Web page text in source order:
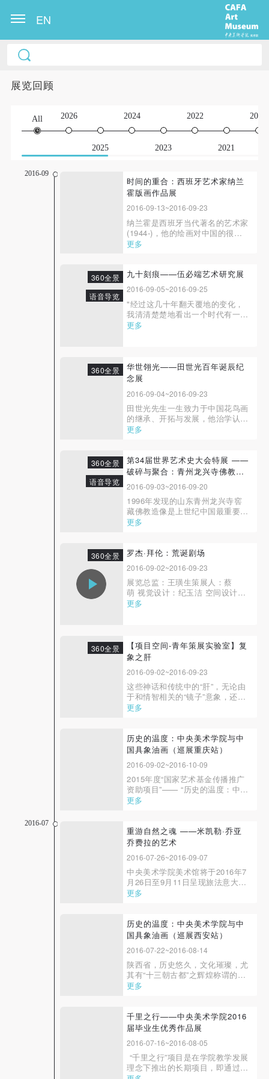
EN
展览回顾
All 2026
2025
2024
2023
2022
2021
2020
2016-09
时间的重合：西班牙艺术家纳兰
霍版画作品展
2016-09-13~2016-09-23
纳兰霍是西班牙当代著名的艺术家
(1944-)，他的绘画对中国的很多
画家都有影响，特别是他的写实画
有机组成，线条之曼妙灵动、人物
皆通，并揉各种绘画的可能性，都
是其作品的...
更多
360全景
语音导览
九十刻痕——伍必端艺术研究展
2016-09-05~2016-09-25
"经过这几十年翻天覆地的变化，
我清清楚楚地看出一个时代有一个
时代的艺术作品，有一个时代的特
都应该对这个时代做出应有的贡
献，对社会要有责任感，尤其对青
年学子更要有...
更多
360全景
华世翎光——田世光百年诞辰纪
念展
2016-09-04~2016-09-23
田世光先生一生致力于中国花鸟画
的继承、开拓与发展，他治学认
真，从艺严谨，注重法出正典，循
画家为楷模，修身养学，具有那个
时代的君子风仪，更在新中国成立
之后新的社会文化建设大潮中投身
奋力，以积极...
更多
360全景
语音导览
第34届世界艺术史大会特展 ——
破碎与聚合：青州龙兴寺佛教造
像
2016-09-03~2016-09-20
1996年发现的山东青州龙兴寺窖
藏佛教造像是上世纪中国最重要的
考古发现之一，出土的数百件石雕
6世纪的作品。20年来，研究者对
国考古学和古代艺术史研究的一个
热点。 这类现...
更多
360全景 罗杰·拜伦：荒诞剧场
2016-09-02~2016-09-23
展览总监：王璜生策展人：蔡
萌 视觉设计：纪玉洁 空间设计：
孙 华 画册设计：何 浩 展览展
学院美术馆 协办：珠海市魅族
科...
更多
360全景
【项目空间-青年策展实验室】复
象之肝
2016-09-02~2016-09-23
这些神话和传统中的“肝”，无论由
于和情智相关的“镜子”意象，还是
和再生、修复相关“希望”的意象，
都有其现实的维度，它们互相编织
了一张巨大而复杂的文明网络。展
览现场企图把这些先在的文本和今
日医学的解...
更多
历史的温度：中央美术学院与中
国具象油画（巡展重庆站）
2016-09-02~2016-10-09
2015年度“国家艺术基金传播推广
资助项目”—— “历史的温度：中央
美术学院与中国具象油画”展览
术馆的巡回展出。9月2日，由中央
美术学院、重庆美术馆、中共重庆
市渝中区委宣传部主办，中央美术
学院美术馆承办的此...
更多
2016-07
重游自然之魂 ——米凯勒·乔亚
乔费拉的艺术
2016-07-26~2016-09-07
中央美术学院美术馆将于2016年7
月26日至9月11日呈现旅法意大利
艺术家米凯勒·乔亚乔费拉
的首次个展。 米凯勒·乔亚乔费拉
（生于1969年）在他的艺术创作
中不断地涉猎多种媒材，从装置、
雕塑，到油画、纸上绘画...
更多
历史的温度：中央美术学院与中
国具象油画（巡展西安站）
2016-07-22~2016-08-14
陕西省，历史悠久，文化璀璨，尤
其有“十三朝古都”之辉煌称谓的省
会西安，是中华文明和中华民族的
路”的起点。以西安为主要区域的
陕西艺术活动一项活跃，古有阎立
千秋，近有深刻...
更多
千里之行——中央美术学院2016
届毕业生优秀作品展
2016-07-16~2016-08-05
“千里之行”项目是在学院教学发展
理念下推出的长期项目，即通过展
手机号码
发送验证码
手机号码将作为您的登录账号
登录
可使用雅昌艺术网会员账户登录